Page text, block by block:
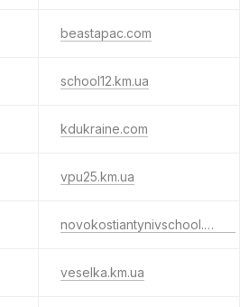
beastapac.com
school12.km.ua
kdukraine.com
vpu25.km.ua
novokostiantynivschool.vn.ua
veselka.km.ua